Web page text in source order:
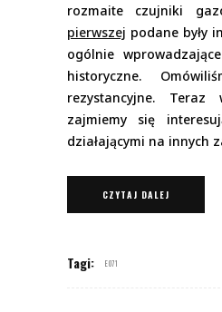
rozmaite czujniki
pierwszej podane były
ogólnie
historyczne.
rezystancyjne.
zajmiemy się
działającymi na innych
CZYTAJ DALEJ
Tagi: E071